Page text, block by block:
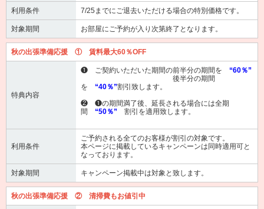
利用条件 7/25までにご退去いただける場合の特別価格です。
対象期間 お部屋にご予約が入り次第終了となります。
秋の出張準備応援 ① 賃料最大60％OFF
特典内容
❶ ご契約いただいた期間の前半分の期間を “60％”
後半分の期間
を “40％”割引致します。
❷ ❶の期間満了後、延長される場合には全期
間 “50％” 割引を適用致します。
利用条件
ご予約される全てのお客様が割引の対象です。
本ページに掲載しているキャンペーンは同時適用可と
なっております。
対象期間 キャンペーン掲載中は対象と致します。
秋の出張準備応援 ② 清掃費もお値引中